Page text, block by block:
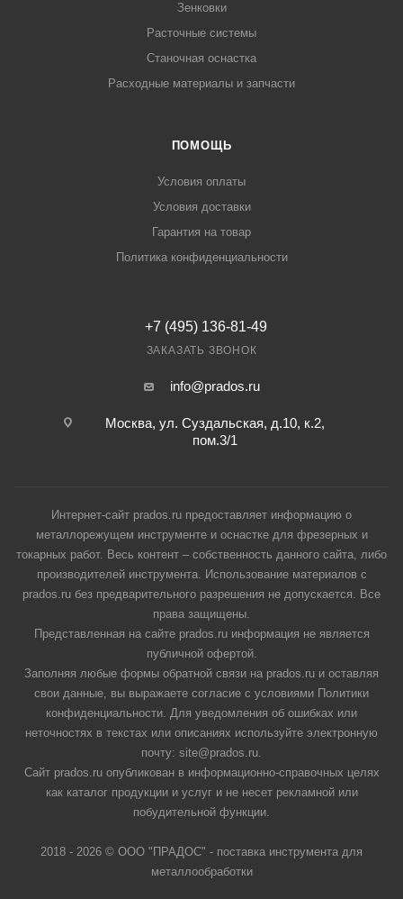
Зенковки
Расточные системы
Станочная оснастка
Расходные материалы и запчасти
ПОМОЩЬ
Условия оплаты
Условия доставки
Гарантия на товар
Политика конфиденциальности
+7 (495) 136-81-49
ЗАКАЗАТЬ ЗВОНОК
info@prados.ru
Москва, ул. Суздальская, д.10, к.2,
пом.3/1
Интернет-сайт prados.ru предоставляет информацию о
металлорежущем инструменте и оснастке для фрезерных и
токарных работ. Весь контент – собственность данного сайта, либо
производителей инструмента. Использование материалов с
prados.ru без предварительного разрешения не допускается. Все
права защищены.
Представленная на сайте prados.ru информация не является
публичной офертой.
Заполняя любые формы обратной связи на prados.ru и оставляя
свои данные, вы выражаете согласие с условиями Политики
конфиденциальности. Для уведомления об ошибках или
неточностях в текстах или описаниях используйте электронную
почту: site@prados.ru.
Сайт prados.ru опубликован в информационно-справочных целях
как каталог продукции и услуг и не несет рекламной или
побудительной функции.
2018 - 2026 © ООО "ПРАДОС" - поставка инструмента для
металлообработки